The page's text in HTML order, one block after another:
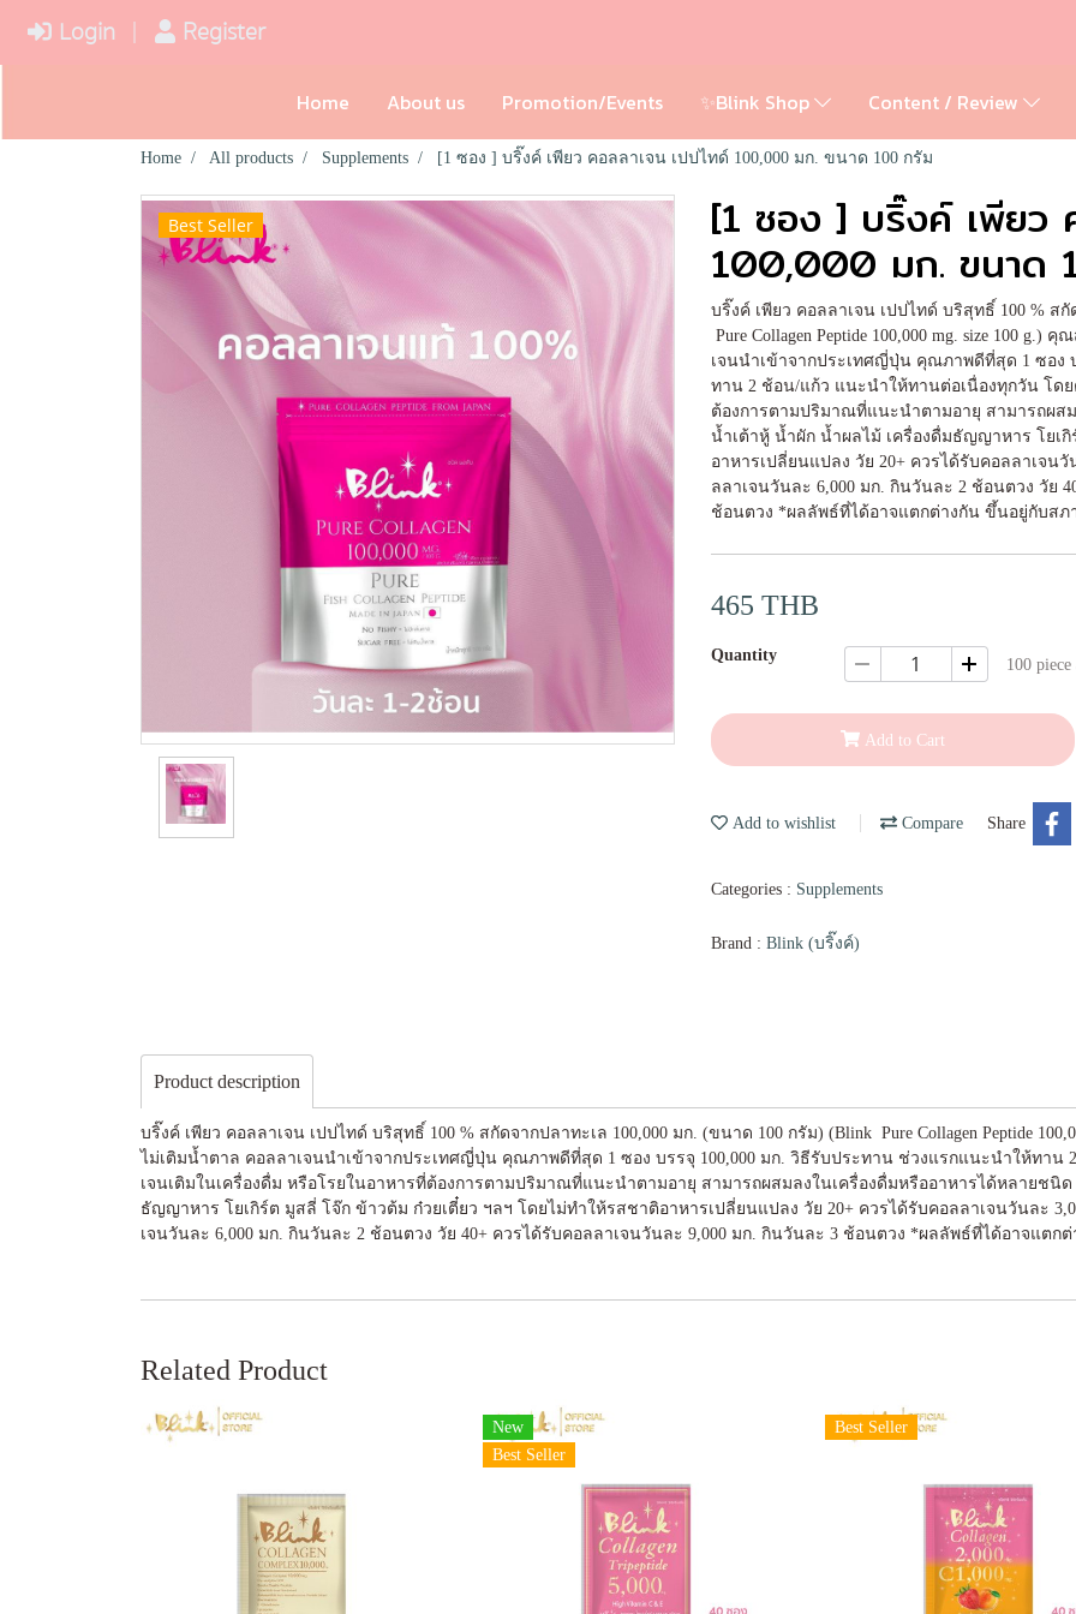
Login Register
Home About us Promotion/Events ✨Blink Shop Content / Review
Home All products Supplements [1 ซอง ] บริ๊งค์ เพียว คอลลาเจน เปปไทด์ 100,000 มก. ขนาด 100 กรัม
Best Seller [1 ซอง ] บริ๊งค์ เพียว
100,000 มก. ขนาด
บริ๊งค์ เพียว คอลลาเจน เปปไทด์ บริสุทธิ์ 100 % ส
Pure Collagen Peptide 100,000 mg. size 100
เจนนำเข้าจากประเทศญี่ปุ่น คุณภาพดีที่สุด 1 ซอง
ทาน 2 ช้อน/แก้ว แนะนำให้ทานต่อเนื่องทุกวัน โด
ต้องการตามปริมาณที่แนะนำตามอายุ สามารถผส
น้ำเต้าหู้ น้ำผัก น้ำผลไม้ เครื่องดื่มธัญญาหาร โยเ
อาหารเปลี่ยนแปลง วัย 20+ ควรได้รับคอลลาเจน
ลลาเจนวันละ 6,000 มก. กินวันละ 2 ช้อนตวง วัย
ช้อนตวง *ผลลัพธ์ที่ได้อาจแตกต่างกัน ขึ้นอยู่กับสภ
465 THB
Quantity
100
Add to Cart
Add to wishlist Compare Share
Categories : Supplements
Brand : Blink (บริ๊งค์)
Product description
บริ๊งค์ เพียว คอลลาเจน เปปไทด์ บริสุทธิ์ 100 % สกัดจากปลาทะเล 100,000 มก. (ขนาด 100 กรัม) (Blink Pure Collagen Peptide
ไม่เติมน้ำตาล คอลลาเจนนำเข้าจากประเทศญี่ปุ่น คุณภาพดีที่สุด 1 ซอง บรรจุ 100,000 มก. วิธีรับประทาน ช่วงแรกแนะนำให้ทา
เจนเติมในเครื่องดื่ม หรือโรยในอาหารที่ต้องการตามปริมาณที่แนะนำตามอายุ สามารถผสมลงในเครื่องดื่มหรืออาหารได้หลายชนิ
ธัญญาหาร โยเกิร์ต มูสลี่ โจ๊ก ข้าวต้ม ก๋วยเตี๋ยว ฯลฯ โดยไม่ทำให้รสชาติอาหารเปลี่ยนแปลง วัย 20+ ควรได้รับคอลลาเจนวันละ
เจนวันละ 6,000 มก. กินวันละ 2 ช้อนตวง วัย 40+ ควรได้รับคอลลาเจนวันละ 9,000 มก. กินวันละ 3 ช้อนตวง *ผลลัพธ์ที่ได้อาจแต
Related Product
New
Best Seller
Best Seller